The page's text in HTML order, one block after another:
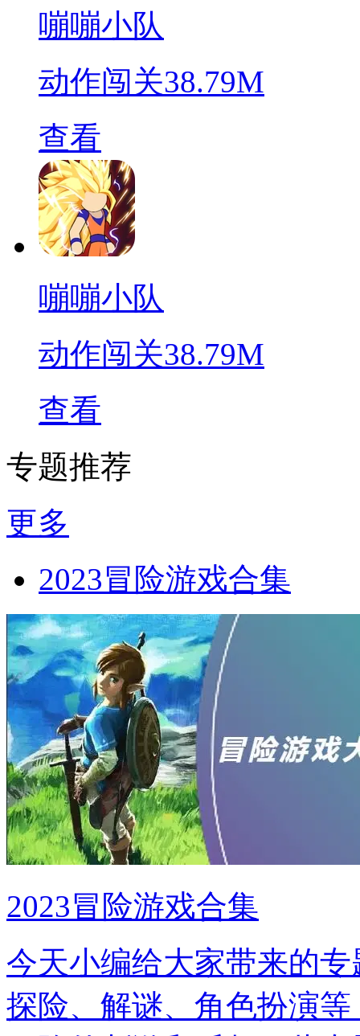
嘣嘣小队
动作闯关38.79M
查看
嘣嘣小队
动作闯关38.79M
查看
专题推荐
更多
2023冒险游戏合集
2023冒险游戏合集
今天小编给大家带来的
探险、解谜、角色扮演